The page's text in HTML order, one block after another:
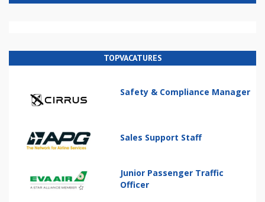
TOPVACATURES
Safety & Compliance Manager
Sales Support Staff
Junior Passenger Traffic
Officer